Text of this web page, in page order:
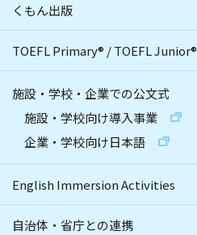
くもん出版
TOEFL Primary® /TOEFL Junior®
施設・学校・企業での公文式
施設・学校向け導入事業
企業・学校向け日本語
English Immersion Activities
自治体・省庁との連携